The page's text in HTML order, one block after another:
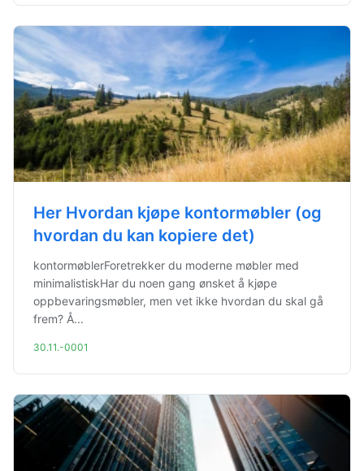
Her Hvordan kjøpe kontormøbler (og
hvordan du kan kopiere det)
kontormøblerForetrekker du moderne møbler med
minimalistiskHar du noen gang ønsket å kjøpe
oppbevaringsmøbler, men vet ikke hvordan du skal gå
frem? Å...
30.11.-0001